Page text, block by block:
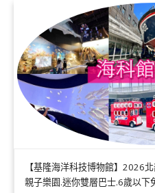
【基隆海洋科技博物館】2026
親子樂園.迷你雙層巴士.6歲以下